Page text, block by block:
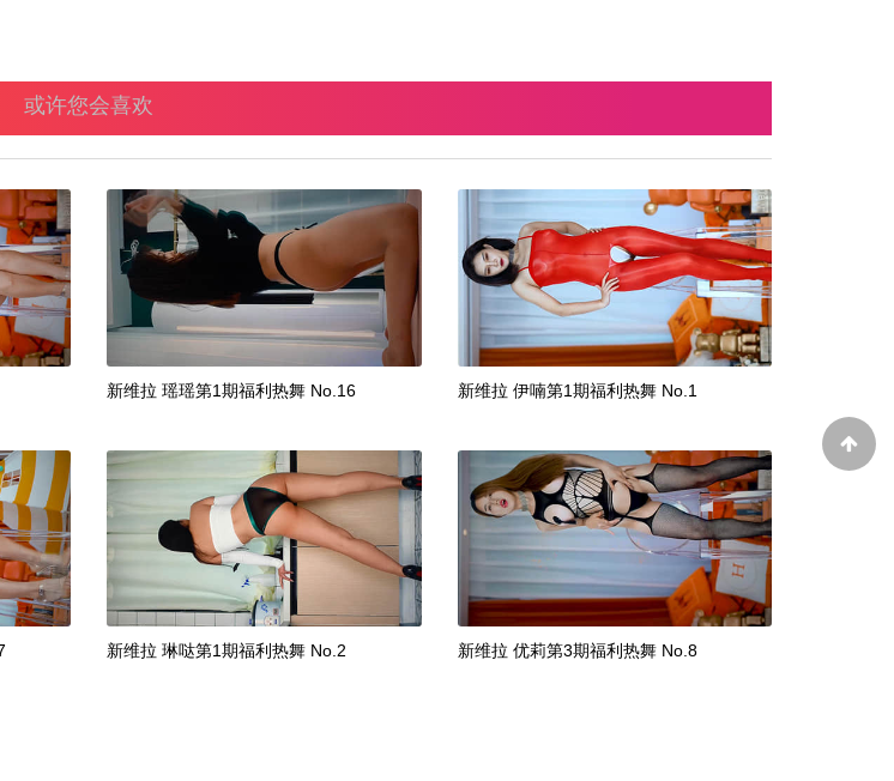
或许您会喜欢
新维拉 瑶瑶第1期福利热舞 No.16 新维拉 伊喃第1期福利热舞 No.1
新维拉 琳哒第1期福利热舞 No.2 新维拉 优莉第3期福利热舞 No.8